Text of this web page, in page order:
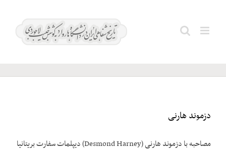
هارنی،
دزموند هارنی
مصاحبه با دزموند هارنی (Desmond Harney) دیپلمات سفارت بریتانیا